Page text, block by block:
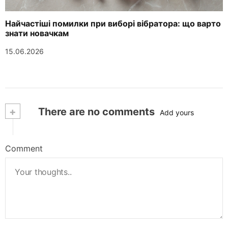
Найчастіші помилки при виборі вібратора: що варто
знати новачкам
15.06.2026
+ There are no comments Add yours
Comment